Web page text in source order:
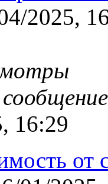
2025,
16:29
от